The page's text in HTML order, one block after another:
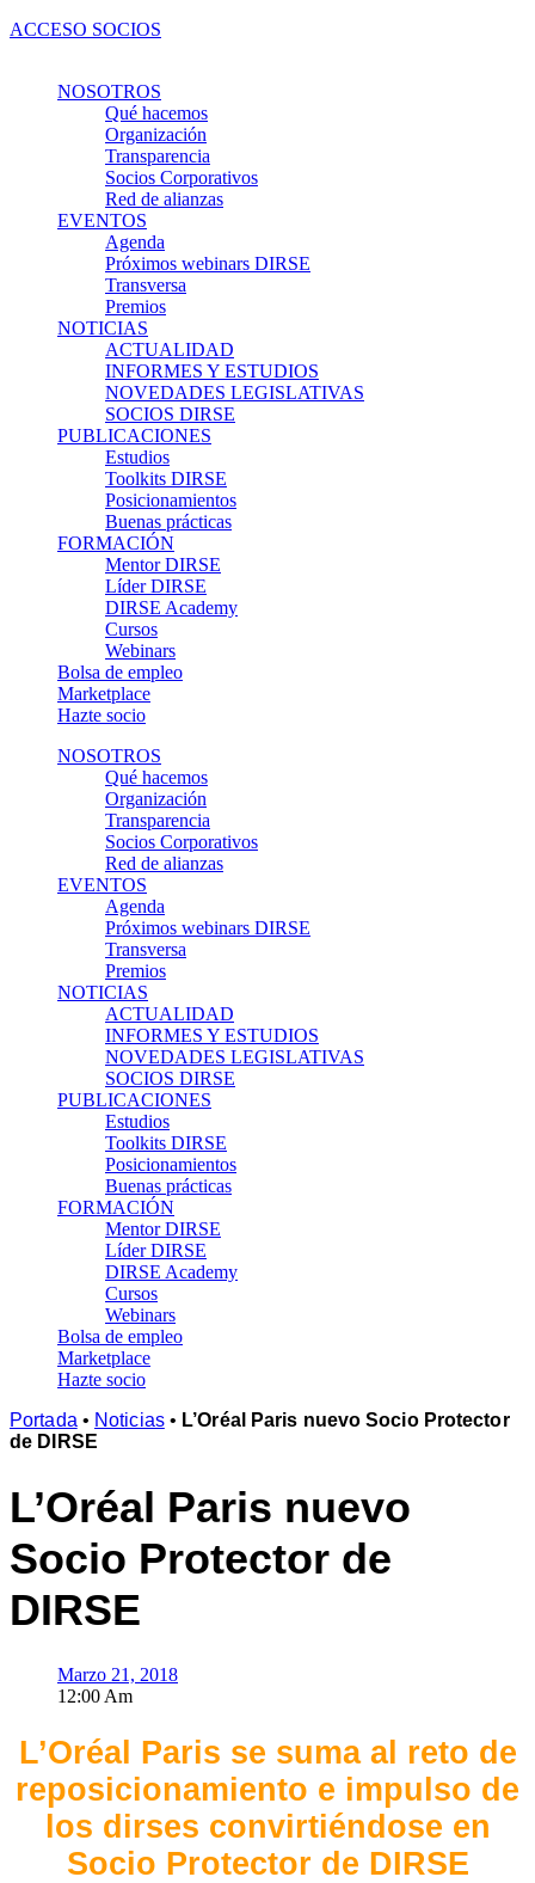
Ir
ACCESO SOCIOS
NOSOTROS
Qué hacemos
Organización
Transparencia
Socios Corporativos
Red de alianzas
EVENTOS
Agenda
Próximos webinars DIRSE
Transversa
Premios
NOTICIAS
ACTUALIDAD
INFORMES Y ESTUDIOS
NOVEDADES LEGISLATIVAS
SOCIOS DIRSE
PUBLICACIONES
Estudios
Toolkits DIRSE
Posicionamientos
Buenas prácticas
FORMACIÓN
Mentor DIRSE
Líder DIRSE
DIRSE Academy
Cursos
Webinars
Bolsa de empleo
Marketplace
Hazte socio
NOSOTROS
Qué hacemos
Organización
Transparencia
Socios Corporativos
Red de alianzas
EVENTOS
Agenda
Próximos webinars DIRSE
Transversa
Premios
NOTICIAS
ACTUALIDAD
INFORMES Y ESTUDIOS
NOVEDADES LEGISLATIVAS
SOCIOS DIRSE
PUBLICACIONES
Estudios
Toolkits DIRSE
Posicionamientos
Buenas prácticas
FORMACIÓN
Mentor DIRSE
Líder DIRSE
DIRSE Academy
Cursos
Webinars
Bolsa de empleo
Marketplace
Hazte socio
Portada • Noticias• L’Oréal Paris nuevo Socio Protector
de DIRSE
L’Oréal Paris nuevo
Socio Protector de
DIRSE
Marzo 21, 2018
12:00 Am
L’Oréal Paris se suma al reto de
reposicionamiento e impulso de
los dirses convirtiéndose en
Socio Protector de DIRSE